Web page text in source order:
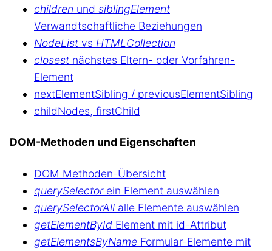
children und siblingElement
Verwandtschaftliche Beziehungen
NodeList vs HTMLCollection
closest nächstes Eltern- oder Vorfahren-
Element
nextElementSibling / previousElementSibling
childNodes, firstChild
DOM-Methoden und Eigenschaften
DOM Methoden-Übersicht
querySelectorein Element auswählen
querySelectorAll alle Elemente auswählen
getElementById Element mit id-Attribut
getElementsByName Formular-Elemente mit